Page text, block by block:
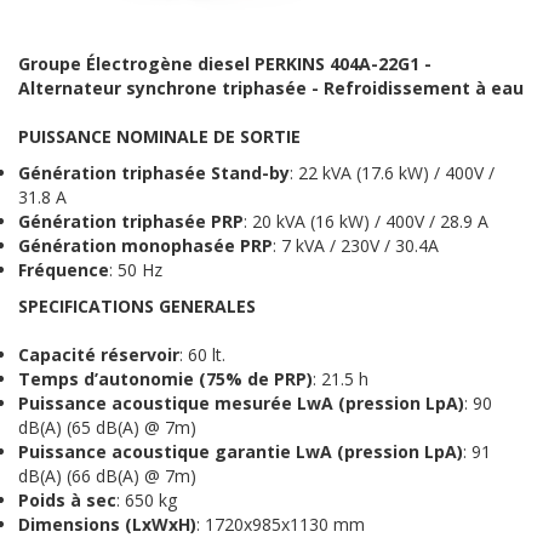
Groupe Électrogène diesel PERKINS 404A-22G1 -
Alternateur synchrone triphasée - Refroidissement à eau
PUISSANCE NOMINALE DE SORTIE
Génération triphasée Stand-by: 22 kVA (17.6 kW) / 400V /
31.8 A
Génération triphasée PRP: 20 kVA (16 kW) / 400V / 28.9 A
Génération monophasée PRP: 7 kVA / 230V / 30.4A
Fréquence: 50 Hz
SPECIFICATIONS GENERALES
Capacité réservoir: 60 lt.
Temps d’autonomie (75% de PRP): 21.5 h
Puissance acoustique mesurée LwA (pression LpA): 90
dB(A) (65 dB(A) @ 7m)
Puissance acoustique garantie LwA (pression LpA): 91
dB(A) (66 dB(A) @ 7m)
Poids à sec: 650 kg
Dimensions (LxWxH): 1720x985x1130 mm